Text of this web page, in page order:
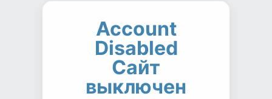
Account
Disabled
Сайт
выключен